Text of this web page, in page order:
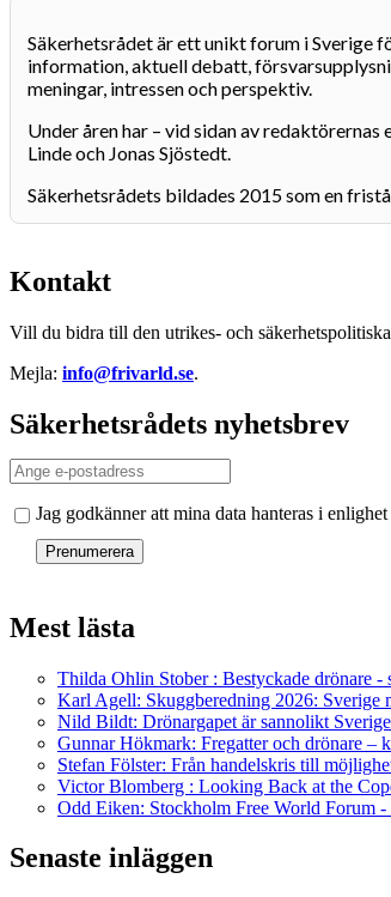
Säkerhetsrådet är ett unikt forum i Sverige
information, aktuell debatt,
meningar, intressen och perspektiv.
Under åren har – vid sidan av
Linde och Jonas Sjöstedt.
Säkerhetsrådets bildades 2015 som en
Kontakt
Vill du bidra till den utrikes- och
Mejla: info@frivarld.se.
Säkerhetsrådets nyhetsbrev
Jag godkänner att mina data hanteras i enlighet
Mest lästa
Thilda Ohlin Stober : Bestyckade drönare -
Karl Agell: Skuggberedning 2026: Sverige
Nild Bildt: Drönargapet är sannolikt
Gunnar Hökmark: Fregatter och drönare –
Stefan Fölster: Från handelskris till
Victor Blomberg : Looking Back at the
Odd Eiken: Stockholm Free World Forum
Senaste inläggen